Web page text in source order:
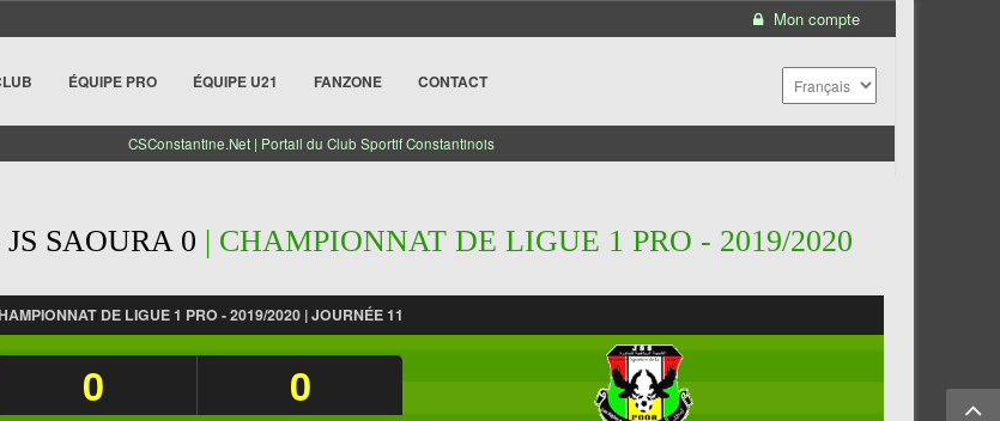
Mon compte
ÉQUIPE PRO ÉQUIPE U21 FANZONE CONTACT
CSConstantine.Net | Portail du Club Sportif Constantinois
SAOURA 0 | CHAMPIONNAT DE LIGUE 1 PRO - 2019/2020
DE LIGUE 1 PRO - 2019/2020 | JOURNÉE 11
0 0